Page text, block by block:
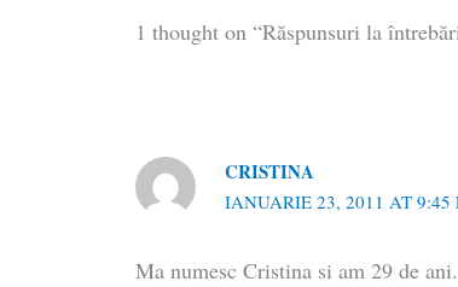
1 thought on “Răspunsuri la
CRISTINA
IANUARIE 23, 2011 AT 9:45
Ma numesc Cristina si am 29 de